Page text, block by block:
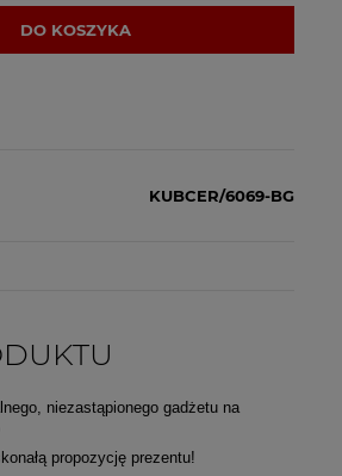
DO KOSZYKA
KUBCER/6069-BG
niezastąpionego gadżetu na
propozycję prezentu!